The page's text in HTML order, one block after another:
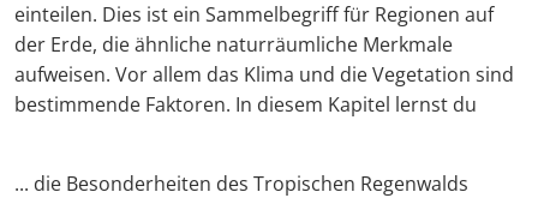
einteilen. Dies ist ein Sammelbegriff für Regionen auf
der Erde, die ähnliche naturräumliche Merkmale
aufweisen. Vor allem das Klima und die Vegetation sind
bestimmende Faktoren. In diesem Kapitel lernst du
... die Besonderheiten des Tropischen Regenwalds